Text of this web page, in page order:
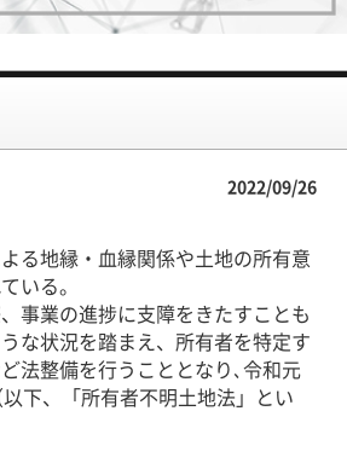
2022/09/26
る地縁・血縁関係や土地の所有意
いる。
事業の進捗に支障をきたすことも
な状況を踏まえ、所有者を特定す
法整備を行うこととなり､令和元
下、「所有者不明土地法」とい